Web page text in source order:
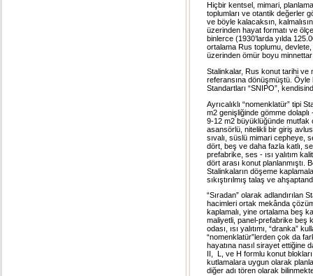
Hiçbir kentsel, mimari,
toplumları ve otantik değerler
ve böyle kalacaksın,
üzerinden hayat formatı ve
binlerce (1930’larda yılda
ortalama Rus toplumu,
üzerinden ömür boyu
Stalinkalar, Rus konut tarihi ve
referansına dönüşmüştü. Öyle
Standartları “SNIPO”,
Ayrıcalıklı “nomenklatür” tipi
m2 genişliğinde gömme
9-12 m2 büyüklüğünde mutfak
asansörlü, nitelikli bir giriş
sıvalı, süslü mimari cepheye,
dört, beş ve daha fazla katlı,
prefabrike, ses - ısı yalıtım
dört arası konut planlanmıştı.
Stalinkaların döşeme
sıkıştırılmış talaş ve
“Sıradan” olarak adlandırılan
hacimleri ortak mekânda
kaplamalı, yine ortalama beş
maliyetli, panel-prefabrike beş
odası, ısı yalıtımı, “dranka”
“nomenklatür”lerden çok da
hayatına nasıl sirayet ettiğine
II, L, ve H formlu konut
kutlamalara uygun olarak
diğer adı tören olarak